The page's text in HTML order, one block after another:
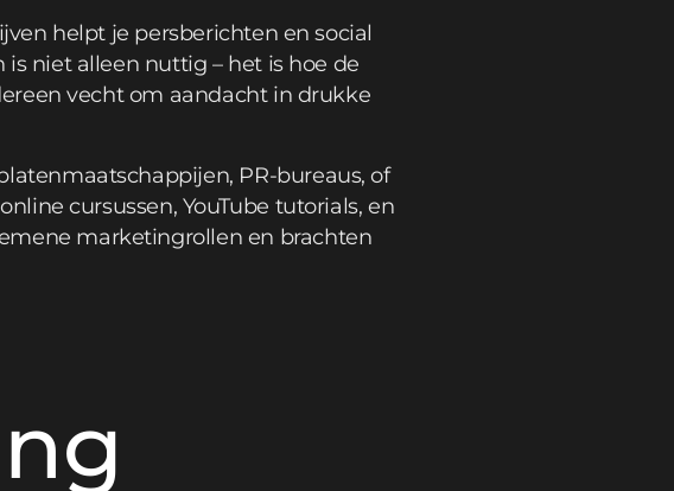
helpt je persberichten en social
niet alleen nuttig – het is hoe de
vecht om aandacht in drukke
PR-bureaus, of
cursussen, YouTube tutorials, en
marketingrollen en brachten